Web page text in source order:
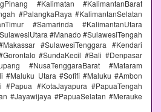
#Kalimatan #KalimantanBarat
#PalangkaRaya #KalimantanSelatan
#Samarinda #KalimantanUtara
#Manado #SulawesiTengah
#SulawesiTenggara #Kendari
#SundaKecil #Bali #Denpasar
#NusaTenggaraBarat #Mataram
#Maluku Utara #Sofifi #Maluku #Ambon
#KotaJayapura #PapuaTengah
#Jayawijaya #PapuaSelatan #Merauke